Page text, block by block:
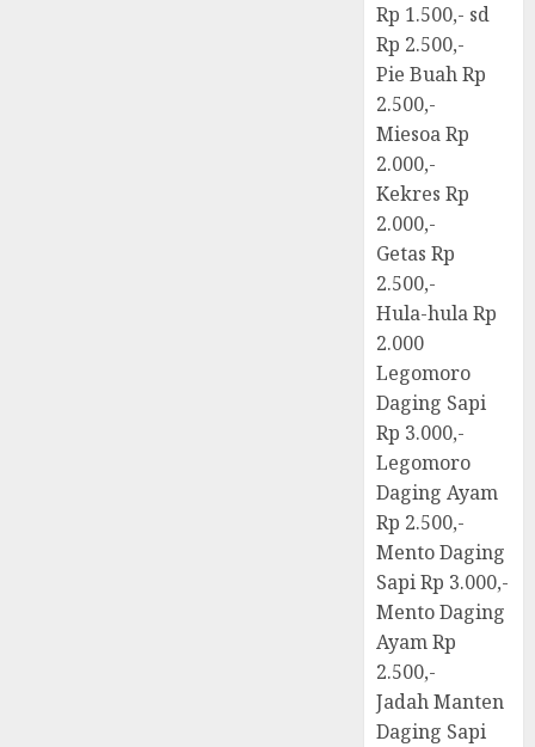
Rp 1.500,- sd
Rp 2.500,-
Pie Buah Rp
2.500,-
Miesoa Rp
2.000,-
Kekres Rp
2.000,-
Getas Rp
2.500,-
Hula-hula Rp
2.000
Legomoro
Daging Sapi
Rp 3.000,-
Legomoro
Daging Ayam
Rp 2.500,-
Mento Daging
Sapi Rp 3.000,-
Mento Daging
Ayam Rp
2.500,-
Jadah Manten
Daging Sapi